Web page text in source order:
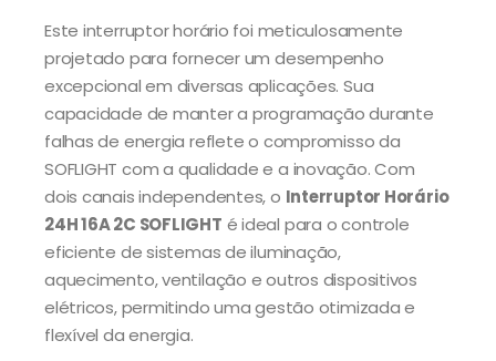
Este interruptor horário foi meticulosamente
projetado para fornecer um desempenho
excepcional em diversas aplicações. Sua
capacidade de manter a programação durante
falhas de energia reflete o compromisso da
SOFLIGHT com a qualidade e a inovação. Com
dois canais independentes, o Interruptor Horário
24H 16A 2C SOFLIGHT é ideal para o controle
eficiente de sistemas de iluminação,
aquecimento, ventilação e outros dispositivos
elétricos, permitindo uma gestão otimizada e
flexível da energia.